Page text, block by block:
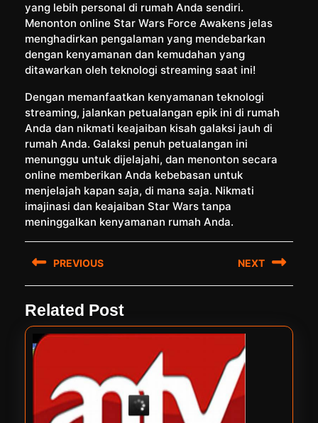
yang lebih personal di rumah Anda sendiri.
Menonton online Star Wars Force Awakens jelas
menghadirkan pengalaman yang mendebarkan
dengan kenyamanan dan kemudahan yang
ditawarkan oleh teknologi streaming saat ini!
Dengan memanfaatkan kenyamanan teknologi
streaming, jalankan petualangan epik ini di rumah
Anda dan nikmati keajaiban kisah galaksi jauh di
rumah Anda. Galaksi penuh petualangan ini
menunggu untuk dijelajahi, dan menonton secara
online memberikan Anda kebebasan untuk
menjelajah kapan saja, di mana saja. Nikmati
imajinasi dan keajaiban Star Wars tanpa
meninggalkan kenyamanan rumah Anda.
navigation
PREVIOUS
post:
NEXT
Related Post